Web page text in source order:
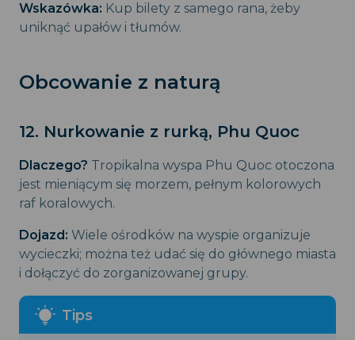
Wskazówka: Kup bilety z samego rana, żeby
uniknąć upałów i tłumów.
Obcowanie z naturą
12. Nurkowanie z rurką, Phu Quoc
Dlaczego? Tropikalna wyspa Phu Quoc otoczona
jest mieniącym się morzem, pełnym kolorowych
raf koralowych.
Dojazd: Wiele ośrodków na wyspie organizuje
wycieczki; można też udać się do głównego miasta
i dołączyć do zorganizowanej grupy.